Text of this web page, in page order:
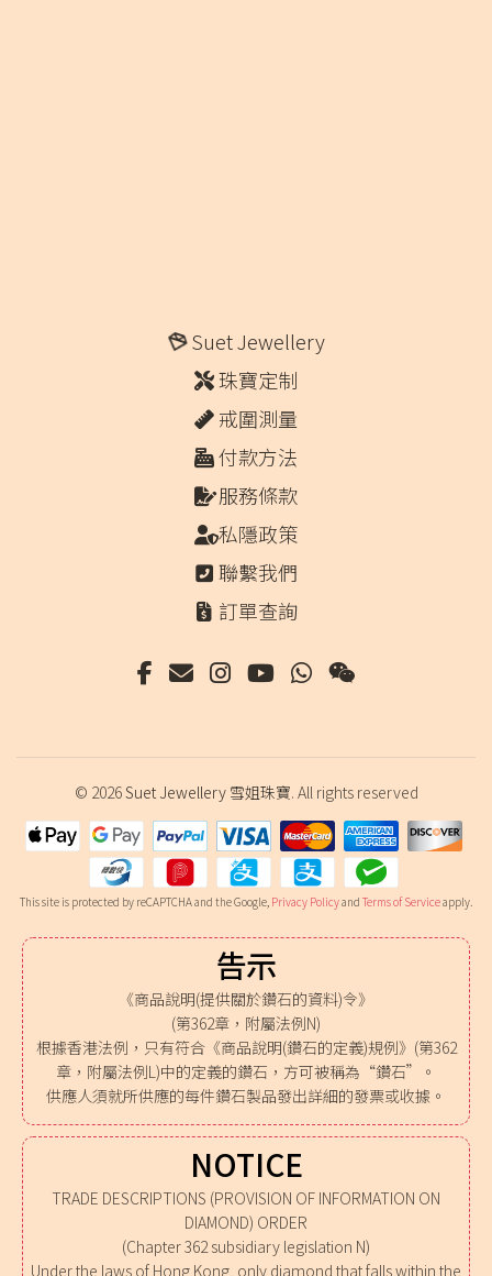
Suet Jewellery
珠寶定制
戒圍測量
付款方法
服務條款
私隱政策
聯繫我們
訂單查詢
© 2026Suet Jewellery 雪姐珠寶. All rights reserved
This site is protected by reCAPTCHA and the Google, Privacy Policyand Terms of Serviceapply.
告示
《商品說明(提供關於鑽石的資料)令》
(第362章，附屬法例N)
根據香港法例，只有符合《商品說明(鑽石的定義)規例》(第362
章，附屬法例L)中的定義的鑽石，方可被稱為“鑽石”。
供應人須就所供應的每件鑽石製品發出詳細的發票或收據。
NOTICE
TRADE DESCRIPTIONS (PROVISION OF INFORMATION ON
DIAMOND) ORDER
(Chapter 362 subsidiary legislation N)
Under the laws of Hong Kong, only diamond that falls within the